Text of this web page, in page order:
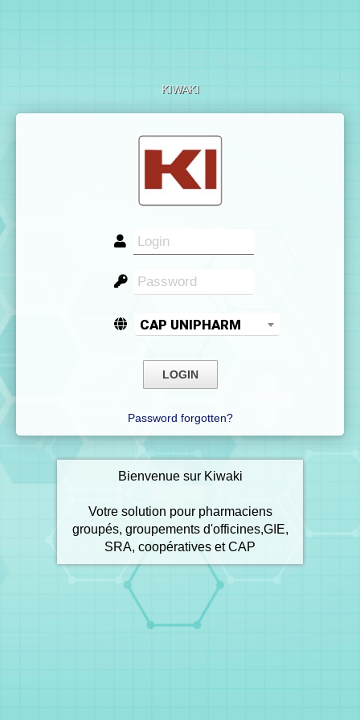
KIWAKI
CAP UNIPHARM
Password forgotten?
Bienvenue sur Kiwaki
Votre solution pour pharmaciens
groupés, groupements d'officines,GIE,
SRA, coopératives et CAP